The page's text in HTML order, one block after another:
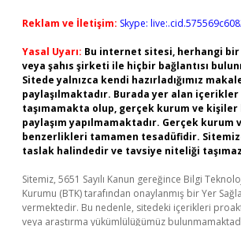
Reklam ve İletişim: Skype:
Yasal Uyarı: Bu internet sitesi, herhangi
veya şahıs şirketi ile hiçbir bağlantısı
Sitede yalnızca kendi hazırladığımız
paylaşılmaktadır. Burada yer alan
taşımamakta olup, gerçek kurum ve kişiler
paylaşım yapılmamaktadır. Gerçek kurum
benzerlikleri tamamen tesadüfidir.
taslak halindedir ve tavsiye niteliği
Sitemiz, 5651 Sayılı Kanun gereğince Bilgi
Kurumu (BTK) tarafından onaylanmış bir Yer
vermektedir. Bu nedenle, sitedeki içerikleri
veya araştırma yükümlülüğümüz